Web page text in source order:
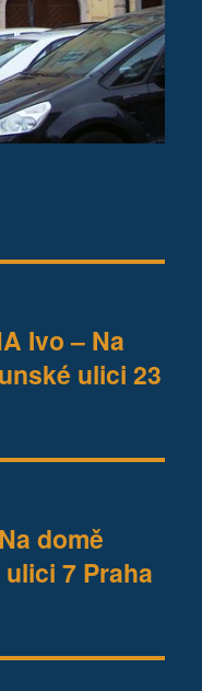
Ivo – Na
ulici 23
domě
7 Praha